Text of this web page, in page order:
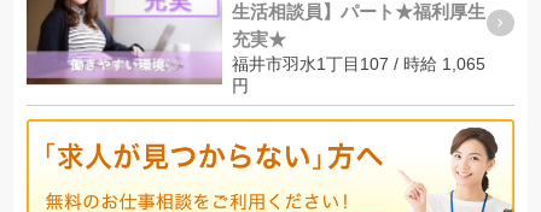
生活相談員】パート★福利厚生
充実★
福井市羽水1丁目107 / 時給 1,065
円